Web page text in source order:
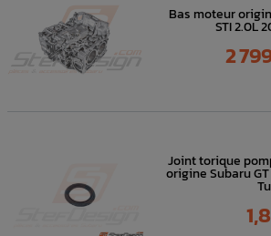
Bas moteur
STI 2.0L
Prix
2
Joint torique
origine Subaru GT
Prix